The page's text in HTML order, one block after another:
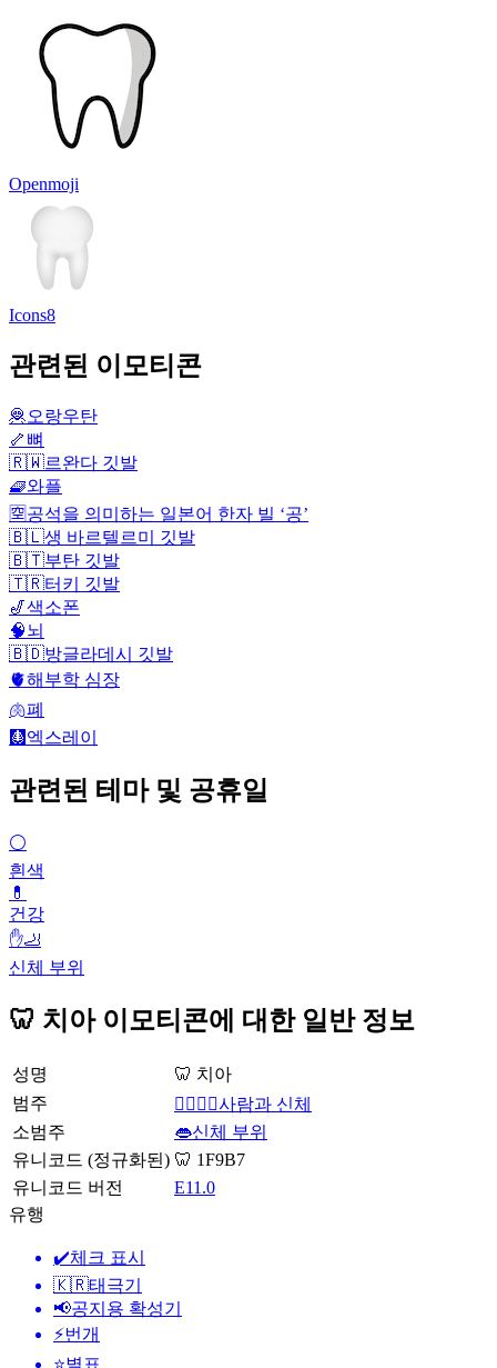
Openmoji
Icons8
관련된 이모티콘
🦧오랑우탄
🦴 뼈
🇷🇼르완다 깃발
🧇와플
🈳공석을 의미하는 일본어 한자 빌 ‘공’
🇧🇱생 바르텔르미 깃발
🇧🇹부탄 깃발
🇹🇷터키 깃발
🎷색소폰
🧠뇌
🇧🇩방글라데시 깃발
🫀해부학 심장
🫁폐
🩻 엑스레이
관련된 테마 및 공휴일
⚪
흰색
💊
건강
✋🦶
신체 부위
🦷 치아 이모티콘에 대한 일반 정보
성명
🦷 치아
범주
👩‍❤️‍💋‍👨사람과 신체
소범주
👄신체 부위
유니코드 (정규화된) 🦷 1F9B7
유니코드 버전
E11.0
유행
✔️체크 표시
🇰🇷태극기
📢공지용 확성기
⚡번개
⭐별표